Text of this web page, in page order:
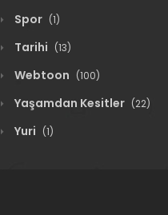
Spor (1)
Tarihi (13)
Webtoon (100)
Yaşamdan Kesitler (22)
Yuri (1)